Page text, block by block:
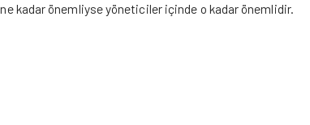
ne kadar önemliyse yöneticiler içinde o kadar önemlidir.